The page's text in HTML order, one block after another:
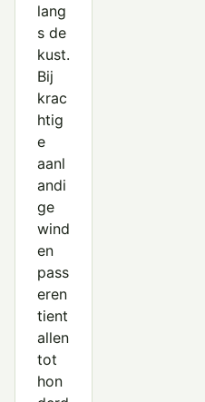
lang
s de
kust.
Bij
krac
htig
e
aanl
andi
ge
wind
en
pass
eren
tient
allen
tot
hon